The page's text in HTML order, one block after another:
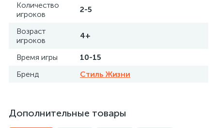
Количество
игроков
2-5
Возраст
игроков
4+
Время игры
10-15
Бренд
Стиль Жизни
Дополнительные товары